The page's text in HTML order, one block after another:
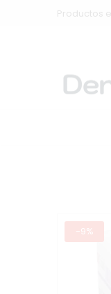
Productos
-9%